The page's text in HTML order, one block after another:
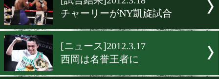
リナレス、7月に再戦か
[海外ニュース]2012.3.20
ジョニゴンvsロハスは7月